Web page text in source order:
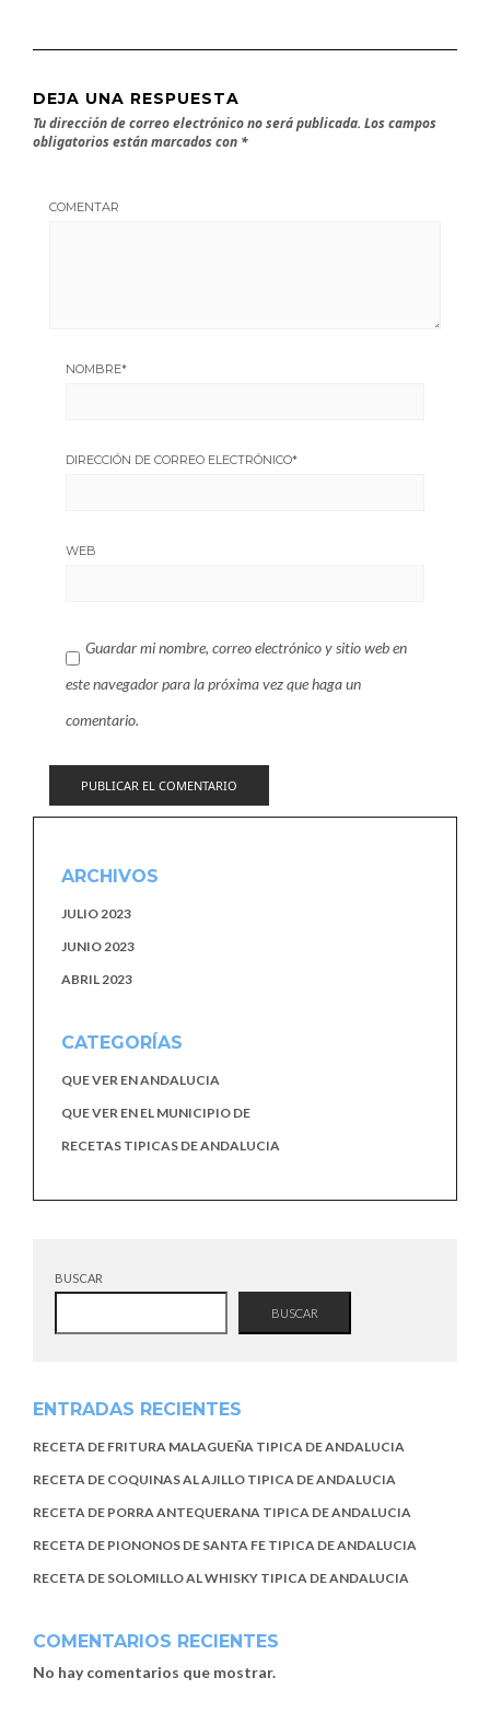
DEJA UNA RESPUESTA
Tu dirección de correo electrónico no será publicada. Los campos
obligatorios están marcados con *
COMENTAR
NOMBRE*
DIRECCIÓN DE CORREO ELECTRÓNICO*
WEB
Guardar mi nombre, correo electrónico y sitio web en
este navegador para la próxima vez que haga un
comentario.
ARCHIVOS
JULIO 2023
JUNIO 2023
ABRIL 2023
CATEGORÍAS
QUE VER EN ANDALUCIA
QUE VER EN EL MUNICIPIO DE
RECETAS TIPICAS DE ANDALUCIA
BUSCAR
BUSCAR
ENTRADAS RECIENTES
RECETA DE FRITURA MALAGUEÑA TIPICA DE ANDALUCIA
RECETA DE COQUINAS AL AJILLO TIPICA DE ANDALUCIA
RECETA DE PORRA ANTEQUERANA TIPICA DE ANDALUCIA
RECETA DE PIONONOS DE SANTA FE TIPICA DE ANDALUCIA
RECETA DE SOLOMILLO AL WHISKY TIPICA DE ANDALUCIA
COMENTARIOS RECIENTES
No hay comentarios que mostrar.